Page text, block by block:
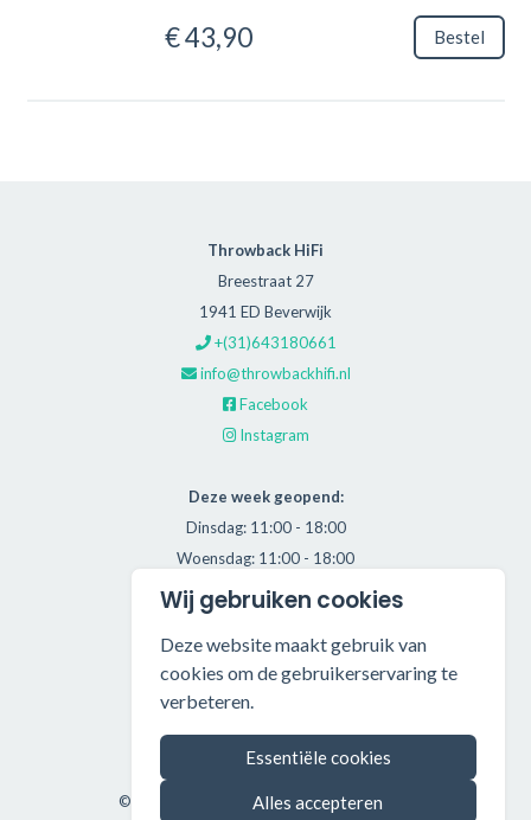
€ 43,90 Bestel
Throwback HiFi
Breestraat 27
1941 ED Beverwijk
+(31)643180661
info@throwbackhifi.nl
Facebook
Instagram
Deze week geopend:
Dinsdag: 11:00 - 18:00
Woensdag: 11:00 - 18:00
Donderdag: 11:00 - 21:00
Vrijdag: 11:00 - 18:00
Zaterdag: 11:00 - 17:00
Alle getoonde prijzen zijn incl. BTW.
Algemene Voorwaarden
Manage cookies
©2026 Throwback HiFi — All rights reserved.
Wij gebruiken cookies
Deze website maakt gebruik van
cookies om de gebruikerservaring te
verbeteren.
Essentiële cookies
Alles accepteren